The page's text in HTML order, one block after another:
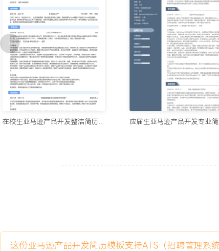
5.广告优化：负责亚马逊站内SP/SD广告活动的日常管理与预算分配
关键词表现，定期否定无效流量并拓展高转化词；通过调整竞价策
熟产品的广告ACOS从XXX%优化至XXX%，同时保持自然排名稳步提
6.生命周期管理：监控在售产品的销量、利润率及库存健康度数据；
增多产品，制定清仓或改良方案，如推出升级版本或搭配配件销售
品库存，回收成本XXX%，并推动X款产品完成迭代，生命周期延长X
7.数据分析：搭建产品销售数据监控看板，追踪核心指标如转化率、
名；通过分析广告投放与自然流量的关系，调整资源分配策略；定
可复制的打法文档，使新品推广成功率从XXX%提升至XXX%。
2.通过供应链优化与成本控制，负责品类整体毛利率提升XXX个百分
这份亚马逊产品开发简历模板支持ATS（招聘管理系